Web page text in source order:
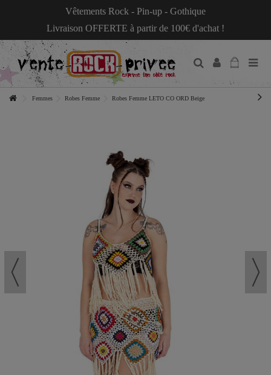
Vêtements Rock - Pin-up - Gothique
Livraison OFFERTE à partir de 100€ d'achat !
Femmes Robes Femme Robes Femme LETO CO ORD Beige